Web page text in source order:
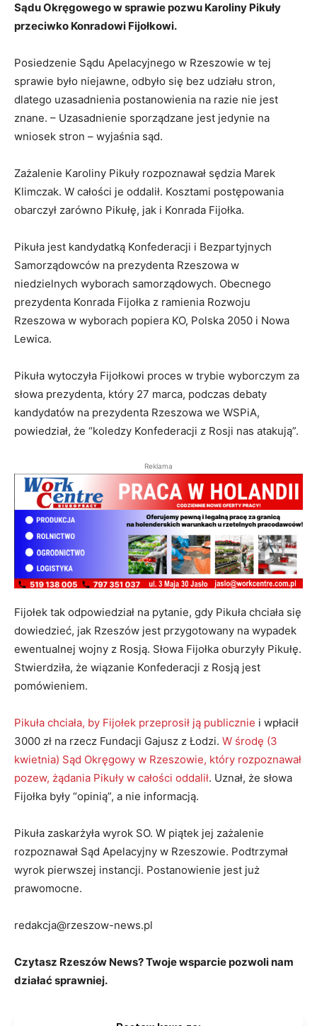
Sądu Okręgowego w sprawie pozwu Karoliny Pikuły
przeciwko Konradowi Fijołkowi.
Posiedzenie Sądu Apelacyjnego w Rzeszowie w tej
sprawie było niejawne, odbyło się bez udziału stron,
dlatego uzasadnienia postanowienia na razie nie jest
znane. – Uzasadnienie sporządzane jest jedynie na
wniosek stron – wyjaśnia sąd.
Zażalenie Karoliny Pikuły rozpoznawał sędzia Marek
Klimczak. W całości je oddalił. Kosztami postępowania
obarczył zarówno Pikułę, jak i Konrada Fijołka.
Pikuła jest kandydatką Konfederacji i Bezpartyjnych
Samorządowców na prezydenta Rzeszowa w
niedzielnych wyborach samorządowych. Obecnego
prezydenta Konrada Fijołka z ramienia Rozwoju
Rzeszowa w wyborach popiera KO, Polska 2050 i Nowa
Lewica.
Pikuła wytoczyła Fijołkowi proces w trybie wyborczym za
słowa prezydenta, który 27 marca, podczas debaty
kandydatów na prezydenta Rzeszowa we WSPiA,
powiedział, że “koledzy Konfederacji z Rosji nas atakują”.
Reklama
Fijołek tak odpowiedział na pytanie, gdy Pikuła chciała się
dowiedzieć, jak Rzeszów jest przygotowany na wypadek
ewentualnej wojny z Rosją. Słowa Fijołka oburzyły Pikułę.
Stwierdziła, że wiązanie Konfederacji z Rosją jest
pomówieniem.
Pikuła chciała, by Fijołek przeprosił ją publicznie i wpłacił
3000 zł na rzecz Fundacji Gajusz z Łodzi. W środę (3
kwietnia) Sąd Okręgowy w Rzeszowie, który rozpoznawał
pozew, żądania Pikuły w całości oddalił. Uznał, że słowa
Fijołka były “opinią”, a nie informacją.
Pikuła zaskarżyła wyrok SO. W piątek jej zażalenie
rozpoznawał Sąd Apelacyjny w Rzeszowie. Podtrzymał
wyrok pierwszej instancji. Postanowienie jest już
prawomocne.
redakcja@rzeszow-news.pl
Czytasz Rzeszów News? Twoje wsparcie pozwoli nam
działać sprawniej.